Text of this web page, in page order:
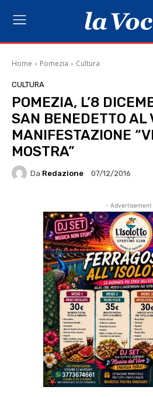
Home Pomezia Cultura
CULTURA
POMEZIA, L’8
SAN BENEDETTO AL
MANIFESTAZIONE
MOSTRA”
Da Redazione 07/12/2016
- Advertisement